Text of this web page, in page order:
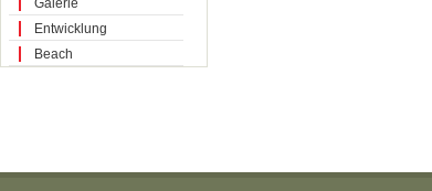
Galerie
Entwicklung
Beach